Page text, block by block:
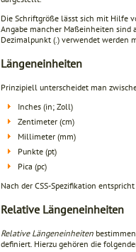
Die Schriftgröße lässt sich mit Hilfe
Angabe mancher Maßeinheiten sind
Dezimalpunkt (.) verwendet werden
Längeneinheiten
Prinzipiell unterscheidet man
Inches (in; Zoll)
Zentimeter (cm)
Millimeter (mm)
Punkte (pt)
Pica (pc)
Nach der CSS-Spezifikation
Relative Längeneinheiten
Relative Längeneinheiten
definiert. Hierzu gehören die